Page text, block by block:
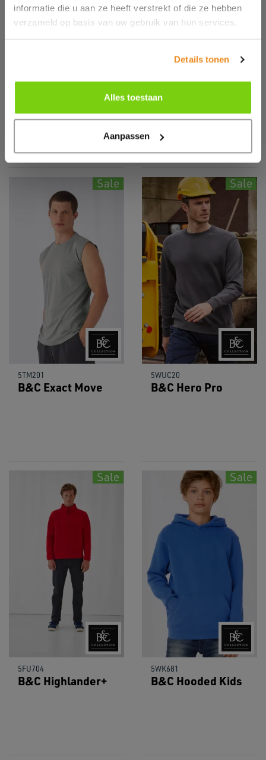
informatie die u aan ze heeft verstrekt of die ze hebben
verzameld op basis van uw gebruik van hun services.
Details tonen
Alles toestaan
Aanpassen
5TK300 5TK301
B&C Exact 190
Kids
Sale
5TM201
B&C Exact Move
Sale
5WUC20
B&C Hero Pro
Sale
5FU704
B&C Highlander+
Sale
5WK681
B&C Hooded Kids